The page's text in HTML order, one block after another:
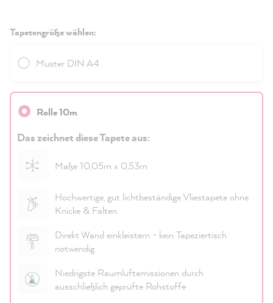
Tapetengröße wählen:
Muster DIN A4
Rolle 10m
Das zeichnet diese Tapete aus:
Maße 10,05m x 0,53m
Hochwertige, gut lichtbeständige Vliestapete ohne
Knicke & Falten
Direkt Wand einkleistern - kein Tapeziertisch
notwendig
Niedrigste Raumluftemissionen durch
ausschließlich geprüfte Rohstoffe